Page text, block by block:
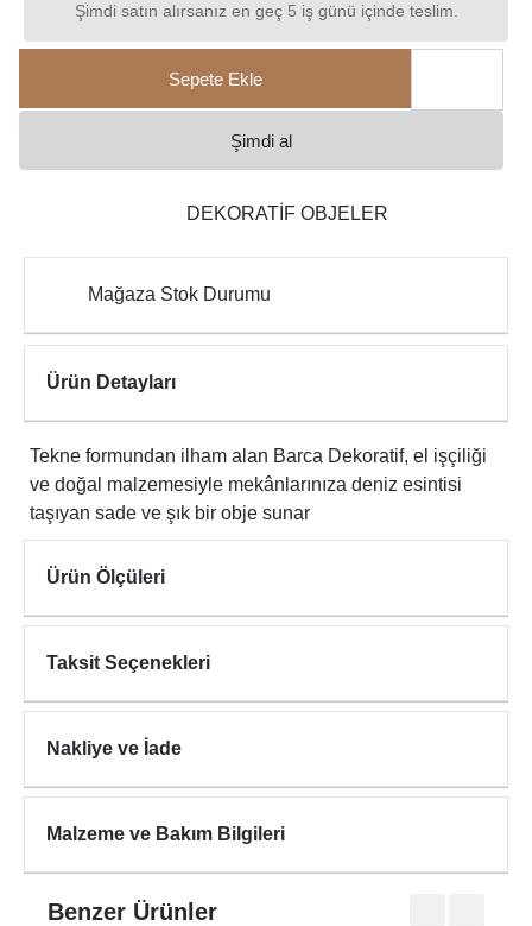
Şimdi satın alırsanız en geç 5 iş günü içinde teslim.
Sepete Ekle
Şimdi al
DEKORATİF OBJELER
Mağaza Stok Durumu
Ürün Detayları
Tekne formundan ilham alan Barca Dekoratif, el işçiliği
ve doğal malzemesiyle mekânlarınıza deniz esintisi
taşıyan sade ve şık bir obje sunar
Ürün Ölçüleri
Taksit Seçenekleri
Nakliye ve İade
Malzeme ve Bakım Bilgileri
Benzer Ürünler